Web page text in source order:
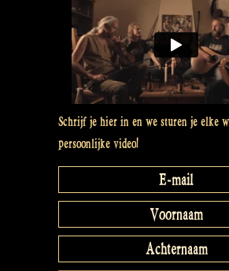
Schrijf je hier in en we sturen je elke
persoonlijke video!